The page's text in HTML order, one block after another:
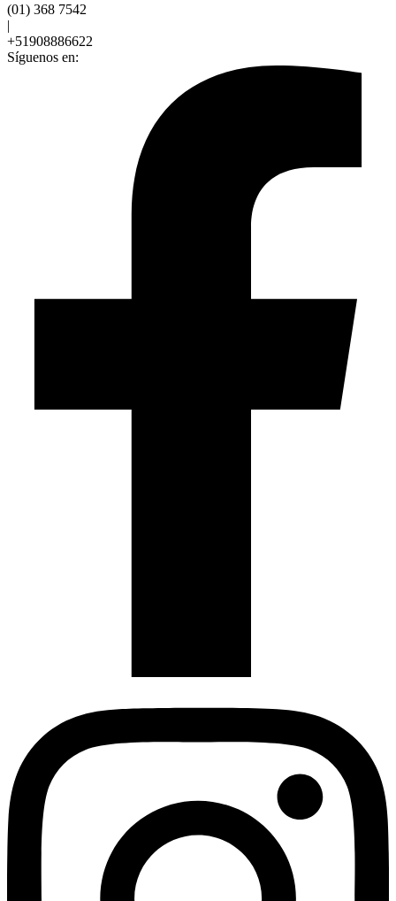
(01) 368 7542
|
+51908886622
Síguenos en: